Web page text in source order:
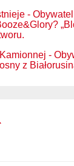
-
-
z